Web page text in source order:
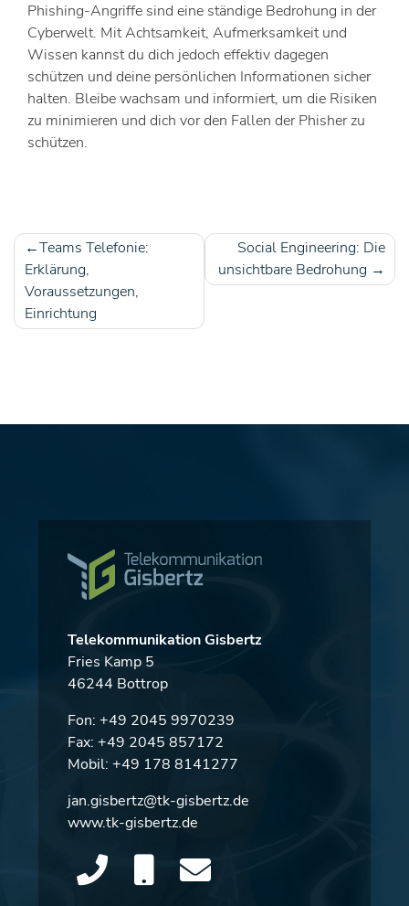
Phishing-Angriffe sind eine ständige Bedrohung in der
Cyberwelt. Mit Achtsamkeit, Aufmerksamkeit und
Wissen kannst du dich jedoch effektiv dagegen
schützen und deine persönlichen Informationen sicher
halten. Bleibe wachsam und informiert, um die Risiken
zu minimieren und dich vor den Fallen der Phisher zu
schützen.
Beitragsnavigation
Teams Telefonie:
Erklärung,
Voraussetzungen,
Einrichtung
Social Engineering: Die
unsichtbare Bedrohung
Telekommunikation Gisbertz
Fries Kamp 5
46244 Bottrop
Fon: +49 2045 9970239
Fax: +49 2045 857172
Mobil: +49 178 8141277
jan.gisbertz@tk-gisbertz.de
www.tk-gisbertz.de